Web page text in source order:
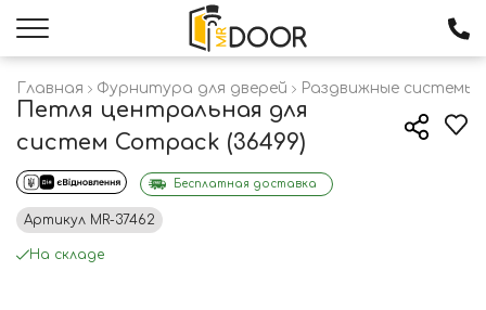
Главная Фурнитура для дверей Раздвижные системы
Петля центральная для
систем Compack (36499)
Бесплатная доставка
Артикул MR-37462
На складе